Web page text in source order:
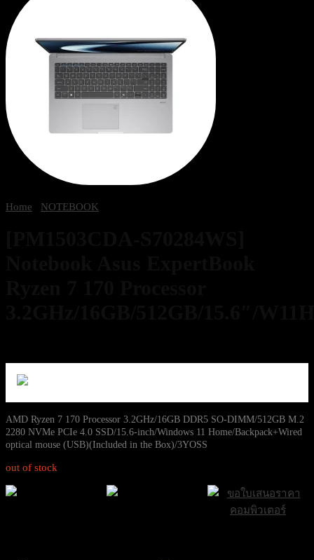
Home NOTEBOOK
AMD Ryzen 7 170 Processor 3.2GHz/16GB DDR5 SO-DIMM/512GB M.2
2280 NVMe PCIe 4.0 SSD/15.6-inch/Windows 11 Home/Backpack+Wired
optical mouse (USB)(Included in the Box)/3YOSS
out of stock